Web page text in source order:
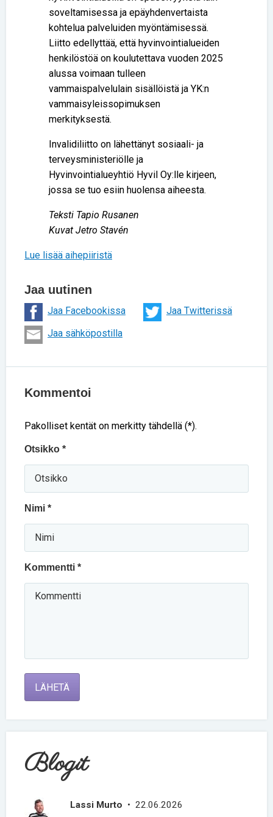
soveltamisessa ja epäyhdenvertaista
kohtelua palveluiden myöntämisessä.
Liitto edellyttää, että hyvinvointialueiden
henkilöstöä on koulutettava vuoden 2025
alussa voimaan tulleen
vammaispalvelulain sisällöistä ja YK:n
vammaisyleissopimuksen
merkityksestä.
Invalidiliitto on lähettänyt sosiaali- ja
terveysministeriölle ja
Hyvinvointialueyhtiö Hyvil Oy:lle kirjeen,
jossa se tuo esiin huolensa aiheesta.
Teksti Tapio Rusanen
Kuvat Jetro Stavén
Lue lisää aihepiiristä
Jaa uutinen
Jaa Facebookissa
Jaa Twitterissä
Jaa sähköpostilla
Kommentoi
Pakolliset kentät on merkitty tähdellä (*).
Otsikko *
Nimi *
Kommentti *
LÄHETÄ
Blogit
Lassi Murto • 22.06.2026